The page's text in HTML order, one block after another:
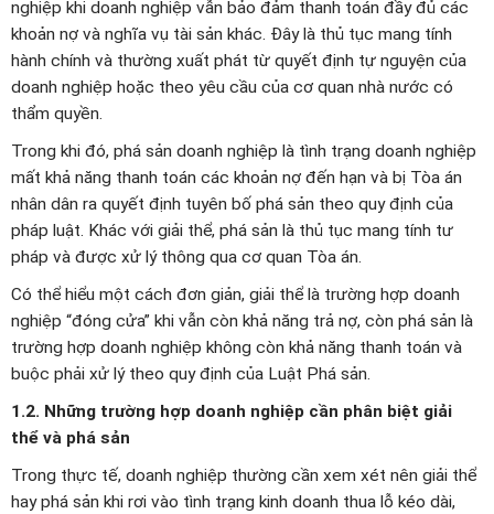
nghiệp khi doanh nghiệp vẫn bảo đảm thanh toán đầy đủ các
khoản nợ và nghĩa vụ tài sản khác. Đây là thủ tục mang tính
hành chính và thường xuất phát từ quyết định tự nguyện của
doanh nghiệp hoặc theo yêu cầu của cơ quan nhà nước có
thẩm quyền.
Trong khi đó, phá sản doanh nghiệp là tình trạng doanh nghiệp
mất khả năng thanh toán các khoản nợ đến hạn và bị Tòa án
nhân dân ra quyết định tuyên bố phá sản theo quy định của
pháp luật. Khác với giải thể, phá sản là thủ tục mang tính tư
pháp và được xử lý thông qua cơ quan Tòa án.
Có thể hiểu một cách đơn giản, giải thể là trường hợp doanh
nghiệp “đóng cửa” khi vẫn còn khả năng trả nợ, còn phá sản là
trường hợp doanh nghiệp không còn khả năng thanh toán và
buộc phải xử lý theo quy định của Luật Phá sản.
1.2. Những trường hợp doanh nghiệp cần phân biệt giải
thể và phá sản
Trong thực tế, doanh nghiệp thường cần xem xét nên giải thể
hay phá sản khi rơi vào tình trạng kinh doanh thua lỗ kéo dài,